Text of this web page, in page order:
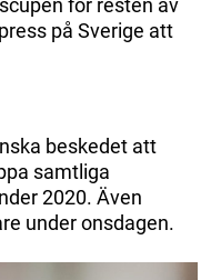
för resten av
på Sverige att
beskedet att
samtliga
2020. Även
under onsdagen.